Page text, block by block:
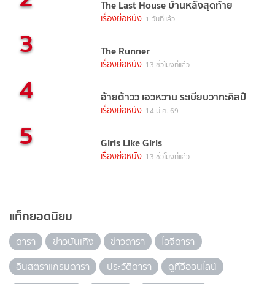
The Last House บ้านหลังสุดท้าย
เรื่องย่อหนัง 1 วันที่แล้ว
3 The Runner
เรื่องย่อหนัง 13 ชั่วโมงที่แล้ว
4 อ้ายต้าวว เอวหวาน ระเบียบวาทะศิลป์
เรื่องย่อหนัง 14 มี.ค. 69
5 Girls Like Girls
เรื่องย่อหนัง 13 ชั่วโมงที่แล้ว
แท็กยอดนิยม
ดารา ข่าวบันเทิง ข่าวดารา
ไอจีดารา
อินสตราแกรมดารา
ประวัติดารา
ดูทีวีออนไลน์